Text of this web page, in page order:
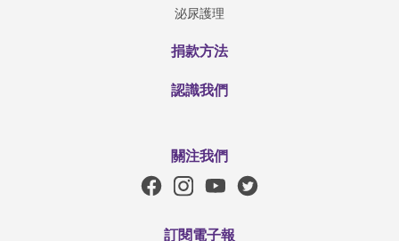
泌尿護理
捐款方法
認識我們
關注我們
訂閱電子報